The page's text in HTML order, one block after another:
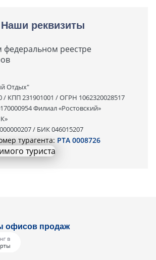
Наши реквизиты
реестре
Отдых"
/ КПП 231901001 / ОГРН 1062320028517
Филиал «Ростовский»
/ БИК 046015207
турагента: РТА 0008726
офисов продаж